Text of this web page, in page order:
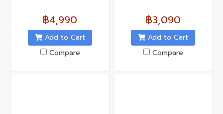
฿4,990
Add to Cart
Compare
฿3,090
Add to Cart
Compare